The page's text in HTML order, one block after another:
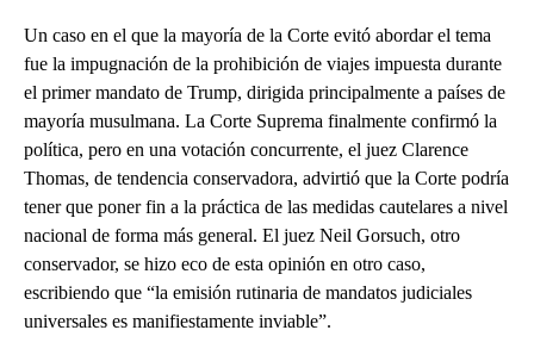
Un caso en el que la mayoría de la Corte evitó abordar el tema
fue la impugnación de la prohibición de viajes impuesta durante
el primer mandato de Trump, dirigida principalmente a países de
mayoría musulmana. La Corte Suprema finalmente confirmó la
política, pero en una votación concurrente, el juez Clarence
Thomas, de tendencia conservadora, advirtió que la Corte podría
tener que poner fin a la práctica de las medidas cautelares a nivel
nacional de forma más general. El juez Neil Gorsuch, otro
conservador, se hizo eco de esta opinión en otro caso,
escribiendo que “la emisión rutinaria de mandatos judiciales
universales es manifiestamente inviable”.